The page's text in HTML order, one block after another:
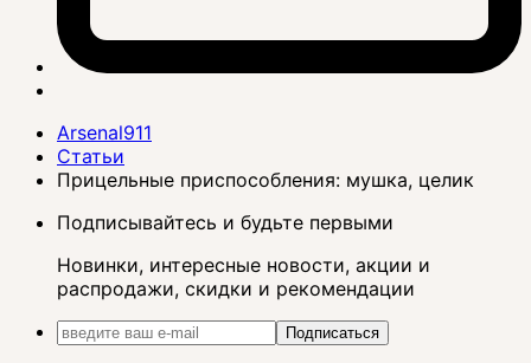
Arsenal911
Статьи
Прицельные приспособления: мушка, целик
Подписывайтесь и будьте первыми
Новинки, интересные новости, акции и
распродажи, скидки и рекомендации
Подписаться